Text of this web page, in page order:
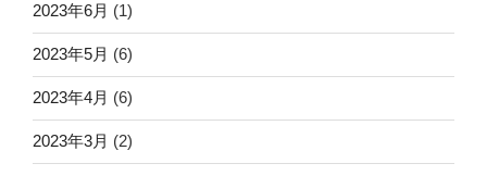
2023年6月 (1)
2023年5月 (6)
2023年4月 (6)
2023年3月 (2)